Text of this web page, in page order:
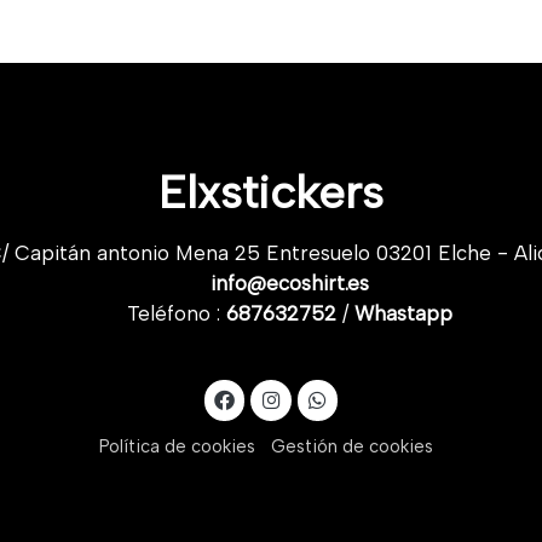
Elxstickers
Capitán antonio Mena 25 Entresuelo 03201 Elche -
info@ecoshirt.es
Teléfono : 687632752/ Whastapp
Política de cookies Gestión de cookies